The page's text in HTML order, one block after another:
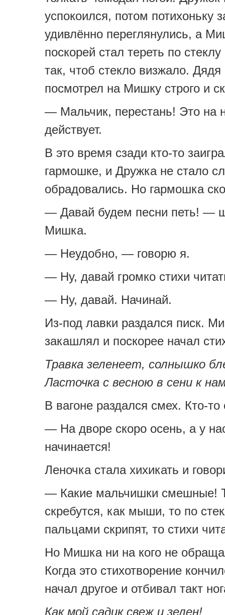
успокоился, потом потихоньку
удивлённо переглянулись, а
поскорей стал тереть по
так, чтоб стекло визжало.
посмотрел на Мишку строго и
— Мальчик, перестань! Это на
действует.
В это время сзади кто-то
гармошке, и Дружка не стало
обрадовались. Но гармошка
— Давай будем песни петь! —
Мишка.
— Неудобно, — говорю я.
— Ну, давай громко стихи
— Ну, давай. Начинай.
Из-под лавки раздался писк.
закашлял и поскорее начал
Травка зеленеет, солнышко
Ласточка с весною в сени к
В вагоне раздался смех. Кто-то
— На дворе скоро осень, а у
начинается!
Леночка стала хихикать и
— Какие мальчишки смешные!
скребутся, как мыши, то по
пальцами скрипят, то стихи
Но Мишка ни на кого не
Когда это стихотворение
начал другое и отбивал такт
Как мой садик свеж и зелен!